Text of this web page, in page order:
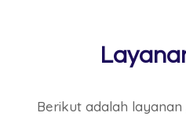
Berikut adalah